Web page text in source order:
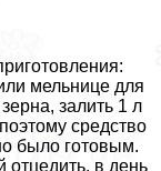
мельнице для
залить 1 л
средство
было готовым.
отцедить, в день